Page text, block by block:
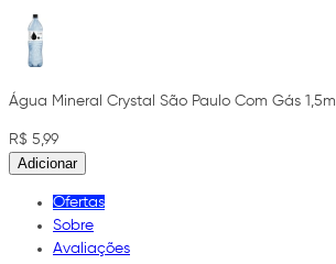
Água Mineral Crystal São Paulo Com Gás 1,5ml
R$ 5,99
Adicionar
Ofertas
Sobre
Avaliações